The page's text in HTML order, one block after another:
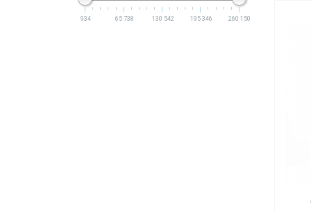
934 65 738 130 542 195 346 260 150